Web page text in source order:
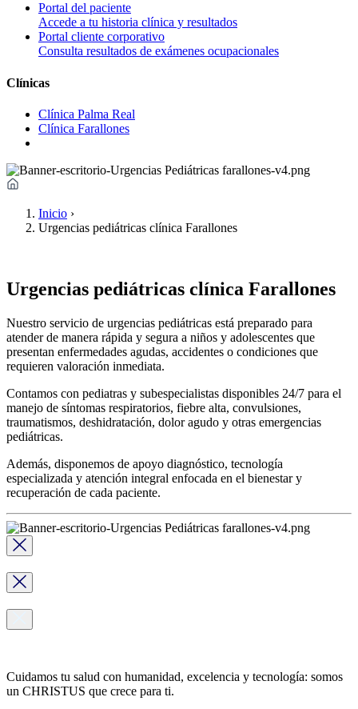
Portal del paciente
Accede a tu historia clínica y resultados
Portal cliente corporativo
Consulta resultados de exámenes ocupacionales
Clínicas
Clínica Palma Real
Clínica Farallones
Inicio ›
Urgencias pediátricas clínica Farallones
Urgencias pediátricas clínica Farallones
Nuestro servicio de urgencias pediátricas está preparado para
atender de manera rápida y segura a niños y adolescentes que
presentan enfermedades agudas, accidentes o condiciones que
requieren valoración inmediata.
Contamos con pediatras y subespecialistas disponibles 24/7 para el
manejo de síntomas respiratorios, fiebre alta, convulsiones,
traumatismos, deshidratación, dolor agudo y otras emergencias
pediátricas.
Además, disponemos de apoyo diagnóstico, tecnología
especializada y atención integral enfocada en el bienestar y
recuperación de cada paciente.
Cuidamos tu salud con humanidad, excelencia y tecnología: somos
un CHRISTUS que crece para ti.